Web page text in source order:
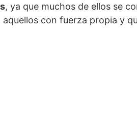
, ya que muchos de ellos se
con fuerza propia y